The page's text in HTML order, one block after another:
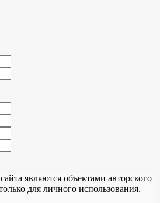
являются объектами авторского
для личного использования.